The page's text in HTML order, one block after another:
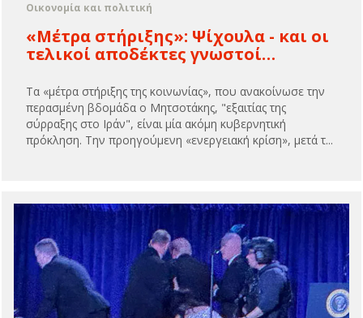
Οικονομία και πολιτική
«Μέτρα στήριξης»: Ψίχουλα - και οι
τελικοί αποδέκτες γνωστοί…
Τα «μέτρα στήριξης της κοινωνίας», που ανακοίνωσε την
περασμένη βδομάδα ο Μητσοτάκης, "εξαιτίας της
σύρραξης στο Ιράν", είναι μία ακόμη κυβερνητική
πρόκληση. Την προηγούμενη «ενεργειακή κρίση», μετά τ...